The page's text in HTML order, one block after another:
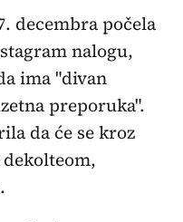
decembra počela
nalogu,
ima "divan
preporuka".
da će se kroz